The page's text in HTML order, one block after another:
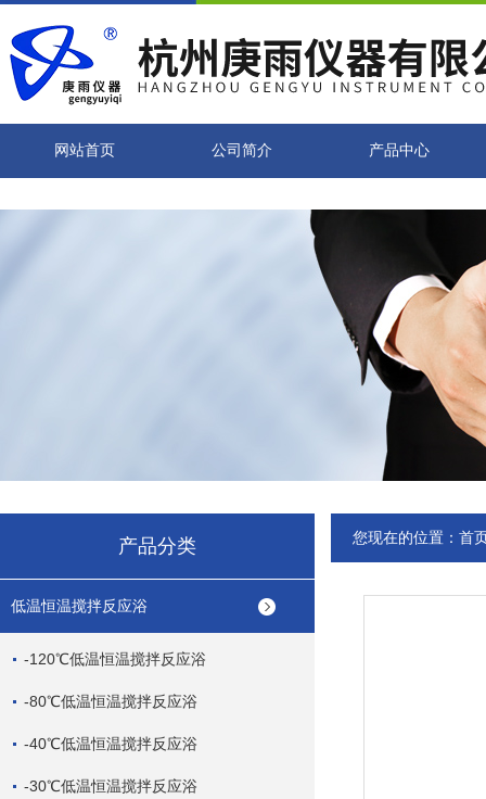
网站首页 公司简介 产品中心
产品分类
低温恒温搅拌反应浴
-120℃低温恒温搅拌反应浴
-80℃低温恒温搅拌反应浴
-40℃低温恒温搅拌反应浴
-30℃低温恒温搅拌反应浴
您现在的位置： 首